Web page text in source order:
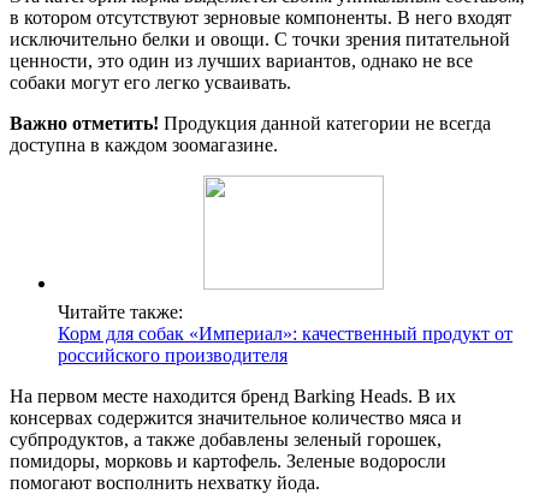
в котором отсутствуют зерновые компоненты. В него входят
исключительно белки и овощи. С точки зрения питательной
ценности, это один из лучших вариантов, однако не все
собаки могут его легко усваивать.
Важно отметить! Продукция данной категории не всегда
доступна в каждом зоомагазине.
Читайте также:
Корм для собак «Империал»: качественный продукт от
российского производителя
На первом месте находится бренд Barking Heads. В их
консервах содержится значительное количество мяса и
субпродуктов, а также добавлены зеленый горошек,
помидоры, морковь и картофель. Зеленые водоросли
помогают восполнить нехватку йода.